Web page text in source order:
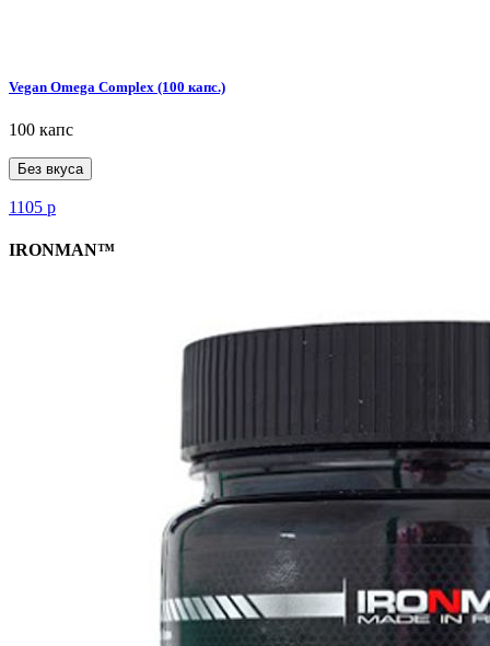
Vegan Omega Complex (100 капс.)
100 капс
Без вкуса
1105 р
IRONMAN™